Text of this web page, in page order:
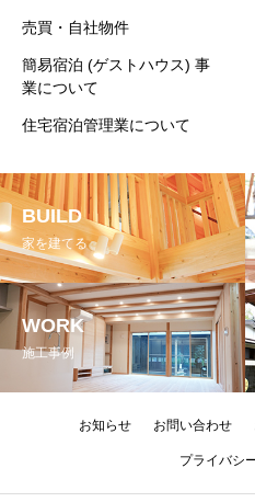
売買・自社物件
簡易宿泊 (ゲストハウス) 事
業について
住宅宿泊管理業について
BUILD
家を建てる
WORK
施工事例
お知らせ お問い合わせ
プライバシ